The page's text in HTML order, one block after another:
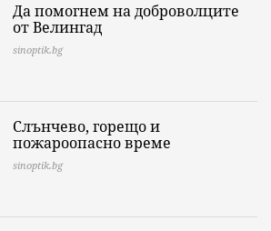
Да помогнем на доброволците
от Велингад
sinoptik.bg
Слънчево, горещо и
пожароопасно време
sinoptik.bg